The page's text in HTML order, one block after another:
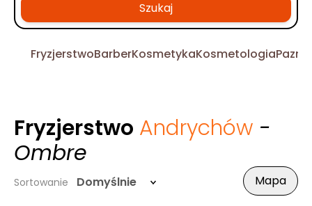
Szukaj
FryzjerstwoBarberKosmetykaKosmetologia
Fryzjerstwo Andrychów -
Ombre
Sortowanie Domyślnie Mapa